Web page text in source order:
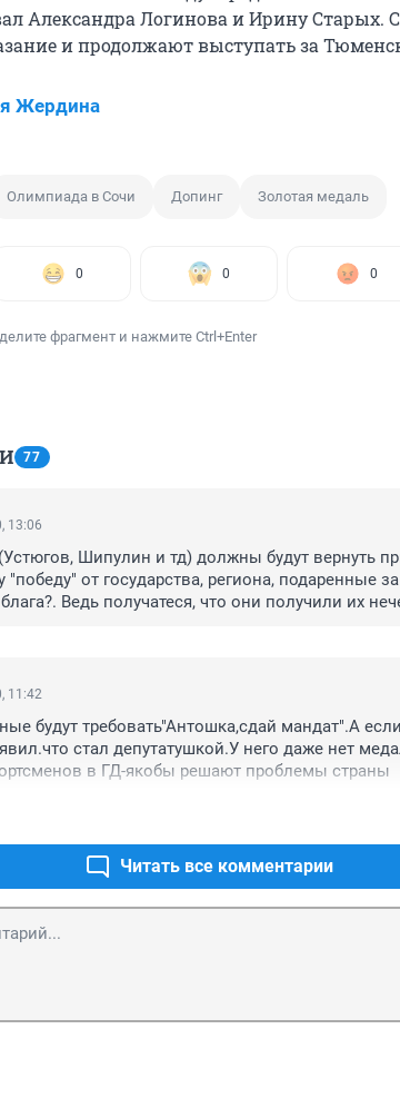
Александра Логинова и Ирину Старых.
и продолжают выступать за
Жердина
Олимпиада в Сочи Допинг Золотая медаль
0 0 0
фрагмент и нажмите Ctrl+Enter
77
13:06
Шипулин и тд) должны будут вернуть
"победу" от государства, региона, подаренные
Ведь получатеся, что они получили их
11:42
будут требовать"Антошка,сдай мандат".А
стал депутатушкой.У него даже нет
в ГД-якобы решают проблемы страны
Читать все комментарии